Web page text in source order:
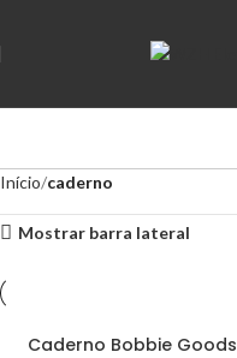
Início caderno
Mostrar barra lateral
Caderno Bobbie Goods